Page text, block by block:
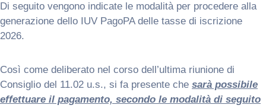
Di seguito vengono indicate le modalità per procedere alla
generazione dello IUV PagoPA delle tasse di iscrizione
2026.
Così come deliberato nel corso dell’ultima riunione di
Consiglio del 11.02 u.s., si fa presente che sarà possibile
effettuare il pagamento, secondo le modalità di seguito